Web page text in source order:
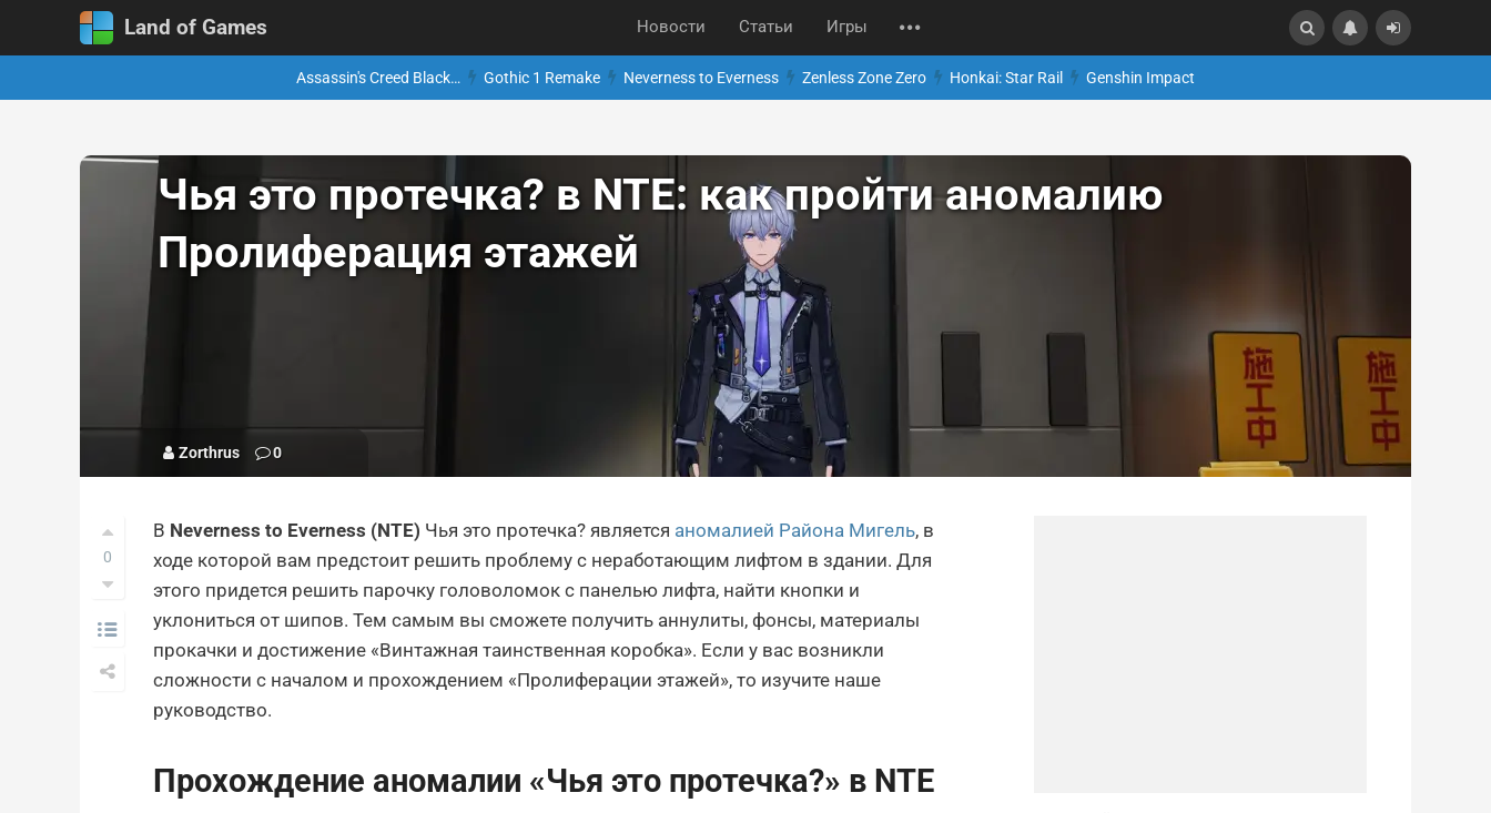
Land of Games Новости Статьи Игры
Assassin's Creed Black… Gothic 1 Remake Neverness to Everness Zenless Zone Zero Honkai: Star Rail Genshin Impact
Чья это протечка? в NTE: как пройти аномалию
Пролиферация этажей
Zorthrus 0
0
В Neverness to Everness (NTE) Чья это протечка? является аномалией Района Мигель, в
ходе которой вам предстоит решить проблему с неработающим лифтом в здании. Для
этого придется решить парочку головоломок с панелью лифта, найти кнопки и
уклониться от шипов. Тем самым вы сможете получить аннулиты, фонсы, материалы
прокачки и достижение «Винтажная таинственная коробка». Если у вас возникли
сложности с началом и прохождением «Пролиферации этажей», то изучите наше
руководство.
Прохождение аномалии «Чья это протечка?» в NTE